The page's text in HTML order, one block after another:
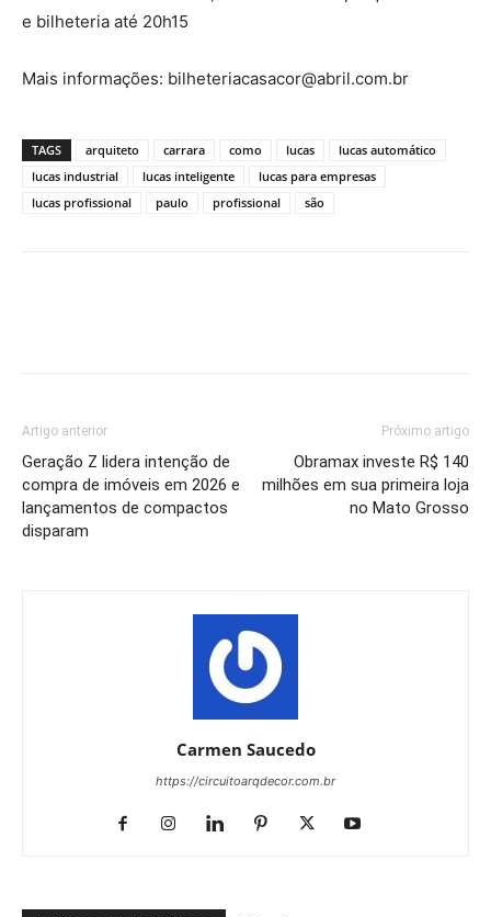
e bilheteria até 20h15
Mais informações: bilheteriacasacor@abril.com.br
TAGS arquiteto carrara como lucas
lucas automático
lucas industrial
lucas inteligente
lucas para empresas
lucas profissional
paulo profissional são
Artigo anterior
Geração Z lidera intenção de
compra de imóveis em 2026 e
lançamentos de compactos
disparam
Próximo artigo
Obramax investe R$ 140
milhões em sua primeira loja
no Mato Grosso
Carmen Saucedo
https://circuitoarqdecor.com.br